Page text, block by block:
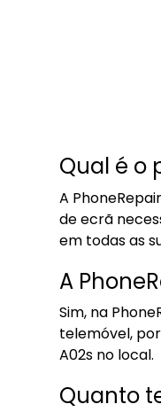
Qual é o
A
de ecrã
em todas as
A
Sim, na
telemóvel,
A02s no local.
Quanto